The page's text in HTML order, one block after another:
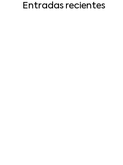
Entradas recientes